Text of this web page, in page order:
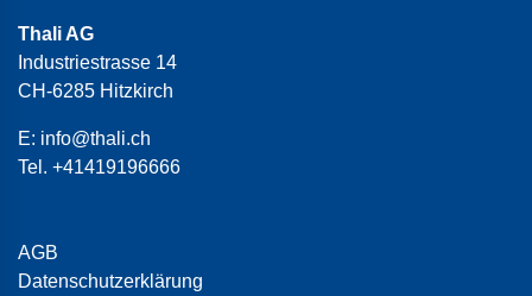
Thali AG
Industriestrasse 14
CH-6285 Hitzkirch
E: info@thali.ch
Tel. +41419196666
AGB
Datenschutzerklärung